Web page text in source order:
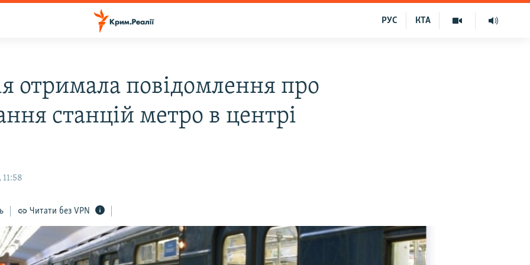
КТА
РУС
отримала повідомлення про
станцій метро в центрі
Читати без VPN